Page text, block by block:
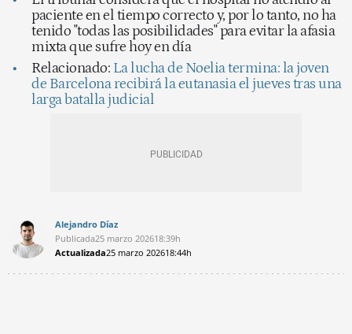
paciente en el tiempo correcto y, por lo tanto, no ha
tenido "todas las posibilidades" para evitar la afasia
mixta que sufre hoy en día
Relacionado: La lucha de Noelia termina: la joven
de Barcelona recibirá la eutanasia el jueves tras una
larga batalla judicial
Alejandro Díaz
Publicada25 marzo 202618:39h
Actualizada25 marzo 202618:44h